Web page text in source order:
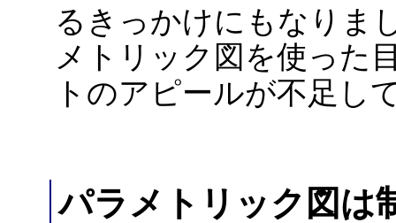
るきっかけにもなりま
メトリック図を使った
トのアピールが不足し
パラメトリック図は